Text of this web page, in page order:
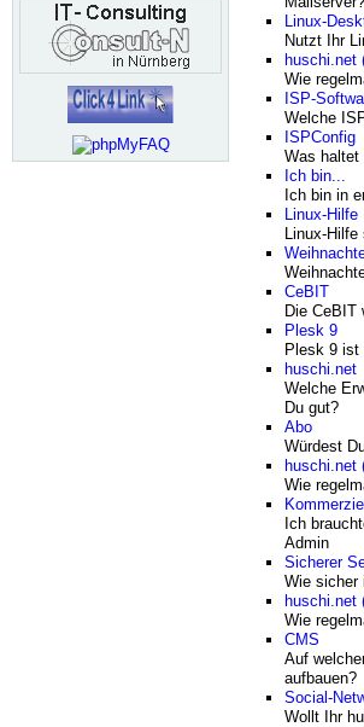
Linux-
Nutzt Ihr
huschi.net
Wie
ISP-
Welche
ISPConfig
Was haltet
Ich bin...
Ich bin in
Linux-Hilfe
Linux-Hilfe
CeBIT
Die CeBIT
Plesk 9
Plesk 9 ist
huschi.net
Welche
Du gut?
Abo
Würdest
huschi.net
Wie
Ich
Admin
Sicherer
Wie sicher
huschi.net
Wie
CMS
Auf
aufbauen?
Social-
Wollt Ihr